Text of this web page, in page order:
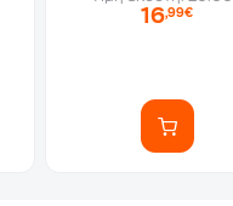
16,99€